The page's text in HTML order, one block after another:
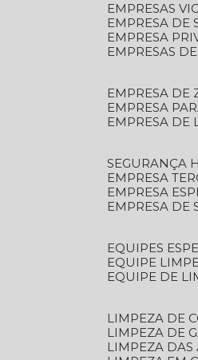
EMPRESAS
EMPRESA
EMPRESA
EMPRESAS
EMPRESA
EMPRESA
EMPRESA
SEGURANÇA
EMPRESA
EMPRESA
EMPRESA
EQUIPES
EQUIPE
EQUIPE DE
LIMPEZA DE
LIMPEZA DE
LIMPEZA